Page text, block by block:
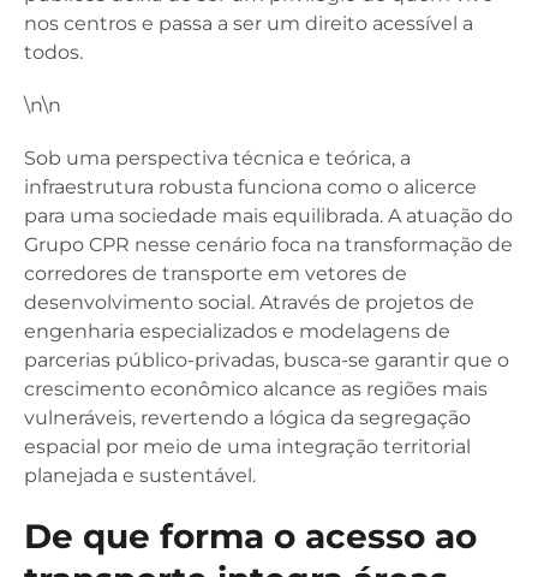
nos centros e passa a ser um direito acessível a
todos.
\n\n
Sob uma perspectiva técnica e teórica, a
infraestrutura robusta funciona como o alicerce
para uma sociedade mais equilibrada. A atuação do
Grupo CPR nesse cenário foca na transformação de
corredores de transporte em vetores de
desenvolvimento social. Através de projetos de
engenharia especializados e modelagens de
parcerias público-privadas, busca-se garantir que o
crescimento econômico alcance as regiões mais
vulneráveis, revertendo a lógica da segregação
espacial por meio de uma integração territorial
planejada e sustentável.
De que forma o acesso ao